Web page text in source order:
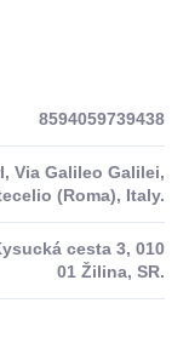
8594059739438
Via Galileo Galilei,
(Roma), Italy.
cesta 3, 010
01 Žilina, SR.